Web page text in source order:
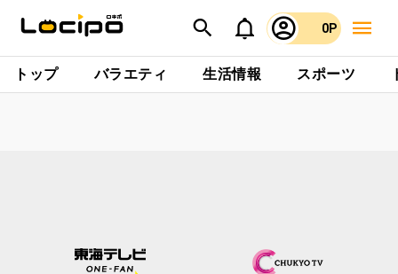
0P
トップ バラエティ 生活情報 スポーツ